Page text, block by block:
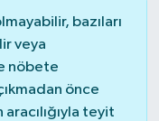
bazıları
veya
nöbete
önce
teyit